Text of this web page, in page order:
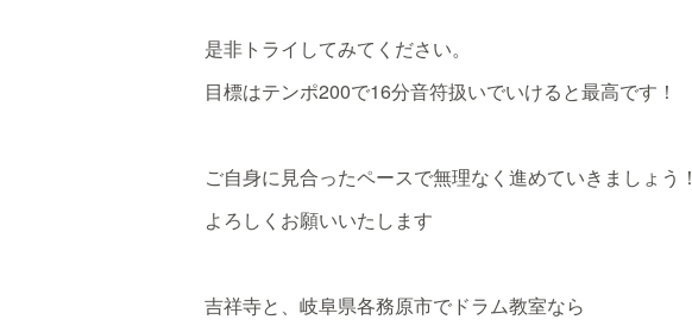
是非トライしてみてください。
目標はテンポ200で16分音符扱いでいけると最高です！
ご自身に見合ったペースで無理なく進めていきましょう！
よろしくお願いいたします
吉祥寺と、岐阜県各務原市でドラム教室なら